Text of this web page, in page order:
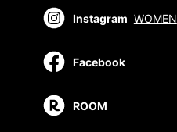
Instagram WOMEN
Facebook
ROOM